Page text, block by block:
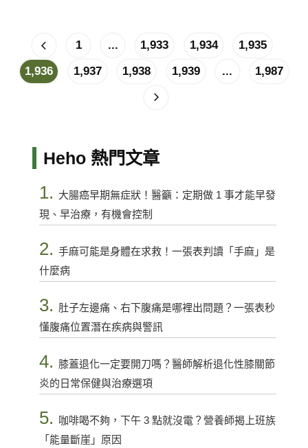
1 ... 1,933 1,934
1,935
1,936
1,937 1,938 1,939 ... 1,987
Heho 熱門文章
1. 大腸癌早期無症狀！醫籲：定期做 1 事才能早發
現、早治療，有機會控制
2. 手麻可能是身體在求救！一張表判讀「手麻」是
什麼病
3. 肚子左邊痛、右下腹痛是哪裡出問題？一張表秒
懂腹痛位置潛在疾病與警訊
4. 膝蓋退化一定要開刀嗎？醫師解析退化性膝關節
炎的日常保健與治療選項
5.
咖啡喝不夠，下午 3 點就沒電？營養師揭上班族
「能量斷崖」原因